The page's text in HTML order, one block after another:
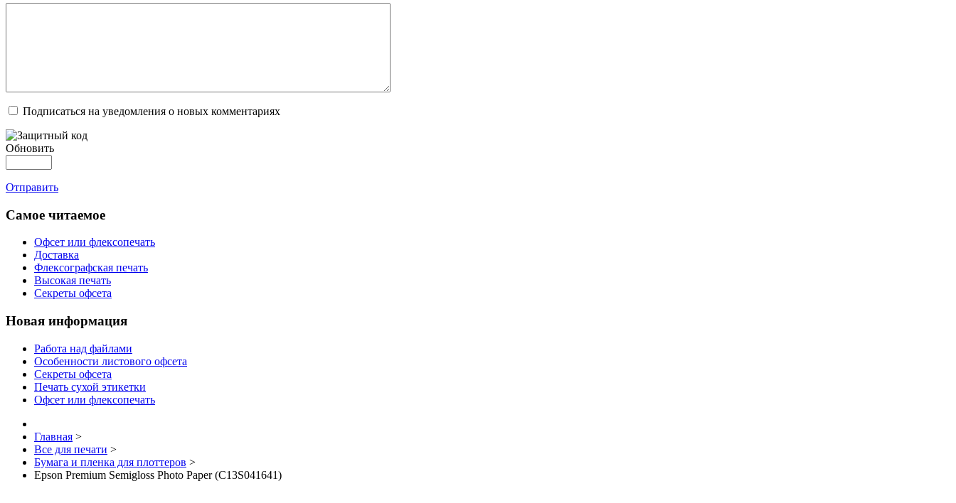
Подписаться на уведомления о новых комментариях
Обновить
Отправить
Самое читаемое
Офсет или флексопечать
Доставка
Флексографская печать
Высокая печать
Секреты офсета
Новая информация
Работа над файлами
Особенности листового офсета
Секреты офсета
Печать сухой этикетки
Офсет или флексопечать
Главная >
Все для печати >
Бумага и пленка для плоттеров >
Epson Premium Semigloss Photo Paper (C13S041641)